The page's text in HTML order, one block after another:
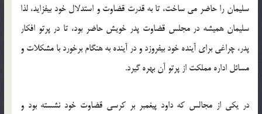
سلیمان را حاضر می ساخت، تا به قدرت قضاوت و استدلال خود بیفزاید، لذا
سلیمان همیشه در مجلس قضاوت پدر خویش حاضر بود، تا در پرتو افكار
پدر، چراغی برای آینده خود بیفروزد و در آینده به هنگام برخورد با مشكلات و
مسائل اداره مملكت از پرتو آن بهره گیرد.
در یكی از مجالس كه داود پیغمبر بر كرسی قضاوت خود نشسته بود و